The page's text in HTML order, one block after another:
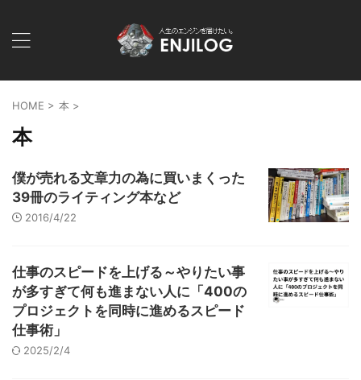
HOME > 本 >
本
僕が売れる文章力の為に買いまくった
39冊のライティング本など
2016/4/22
仕事のスピードを上げる～やりたい事
が多すぎて何も進まない人に「400の
プロジェクトを同時に進めるスピード
仕事術」
2025/2/4